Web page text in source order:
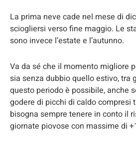
La prima neve cade nel mese di
sciogliersi verso fine maggio. Le
sono invece l’estate e l’autunno.
Va da sé che il momento migliore
sia senza dubbio quello estivo, tra
questo periodo è possibile, anche
godere di picchi di caldo compresi
bisogna sempre tenere in conto il
giornate piovose con massime di